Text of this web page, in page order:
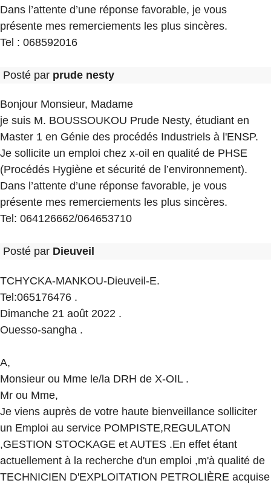
Dans l’attente d’une réponse favorable, je vous
présente mes remerciements les plus sincères.
Tel : 068592016
Posté par prude nesty
Bonjour Monsieur, Madame
je suis M. BOUSSOUKOU Prude Nesty, étudiant en
Master 1 en Génie des procédés Industriels à l'ENSP.
Je sollicite un emploi chez x-oil en qualité de PHSE
(Procédés Hygiène et sécurité de l’environnement).
Dans l’attente d’une réponse favorable, je vous
présente mes remerciements les plus sincères.
Tel: 064126662/064653710
Posté par Dieuveil
TCHYCKA-MANKOU-Dieuveil-E.
Tel:065176476 .
Dimanche 21 août 2022 .
Ouesso-sangha .
A,
Monsieur ou Mme le/la DRH de X-OIL .
Mr ou Mme,
Je viens auprès de votre haute bienveillance solliciter
un Emploi au service POMPISTE,REGULATON
,GESTION STOCKAGE et AUTES .En effet étant
actuellement à la recherche d'un emploi ,m'à qualité de
TECHNICIEN D'EXPLOITATION PETROLIÈRE acquise